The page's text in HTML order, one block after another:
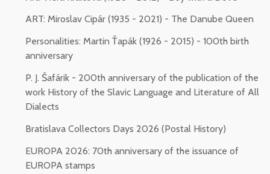
ART: Miroslav Cipár (1935 - 2021) - The Danube Queen
Personalities: Martin Ťapák (1926 - 2015) - 100th birth
anniversary
P. J. Šafárik - 200th anniversary of the publication of the
work History of the Slavic Language and Literature of All
Dialects
Bratislava Collectors Days 2026 (Postal History)
EUROPA 2026: 70th anniversary of the issuance of
EUROPA stamps